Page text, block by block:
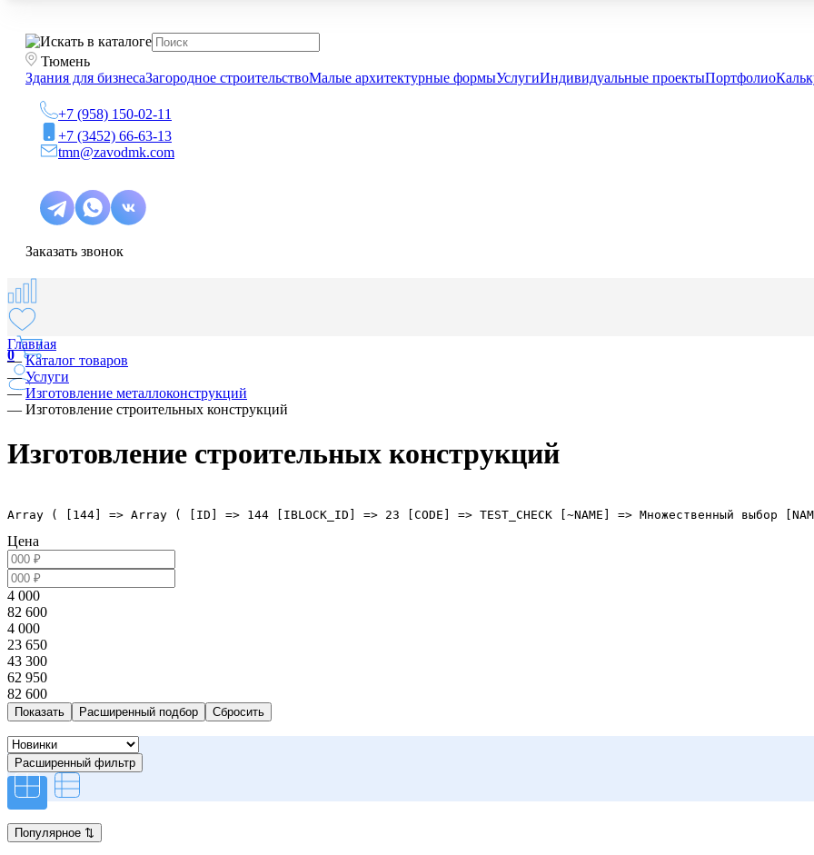
Тюмень
Здания для бизнесаЗагородное строительствоМалые архитектурные формыУслугиИндивидуальные проектыПортфолио
+7 (958) 150-02-11
+7 (3452) 66-63-13
tmn@zavodmk.com
Заказать звонок
0
Главная
—Каталог товаров
—Услуги
—Изготовление металлоконструкций
— Изготовление строительных конструкций
Изготовление строительных конструкций
Array ( [144] => Array ( [ID] => 144 [IBLOCK_ID] => 23 [CODE] => TEST_CHECK [~NAME] => Множественный выбор
Цена
4 000
82 600
4 000
23 650
43 300
62 950
82 600
Расширенный подбор
Расширенный фильтр
Популярное ⇅